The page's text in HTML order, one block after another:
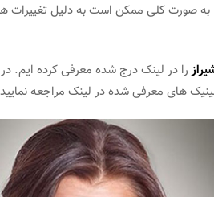
صورت کلی ممکن است به دلیل تغییرات
را در لینک درج شده معرفی کرده ایم.
های معرفی شده در لینک مراجعه